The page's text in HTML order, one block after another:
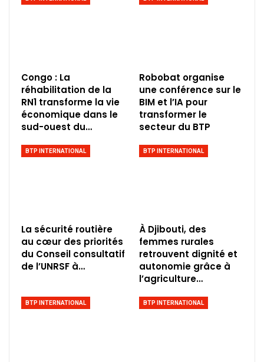
Congo : La
réhabilitation de la
RN1 transforme la vie
économique dans le
sud-ouest du…
Robobat organise
une conférence sur le
BIM et l’IA pour
transformer le
secteur du BTP
BTP INTERNATIONAL
La sécurité routière
au cœur des priorités
du Conseil consultatif
de l’UNRSF à…
BTP INTERNATIONAL
À Djibouti, des
femmes rurales
retrouvent dignité et
autonomie grâce à
l’agriculture…
BTP INTERNATIONAL BTP INTERNATIONAL